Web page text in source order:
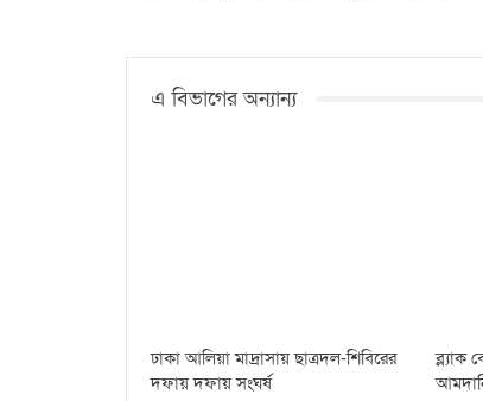
এ বিভাগের অন্যান্য
ঢাকা আলিয়া মাদ্রাসায় ছাত্রদল-শিবিরের
দফায় দফায় সংঘর্ষ
ব্ল্যাক